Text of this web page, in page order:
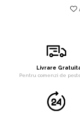
Livrare
Pentru comenzi de